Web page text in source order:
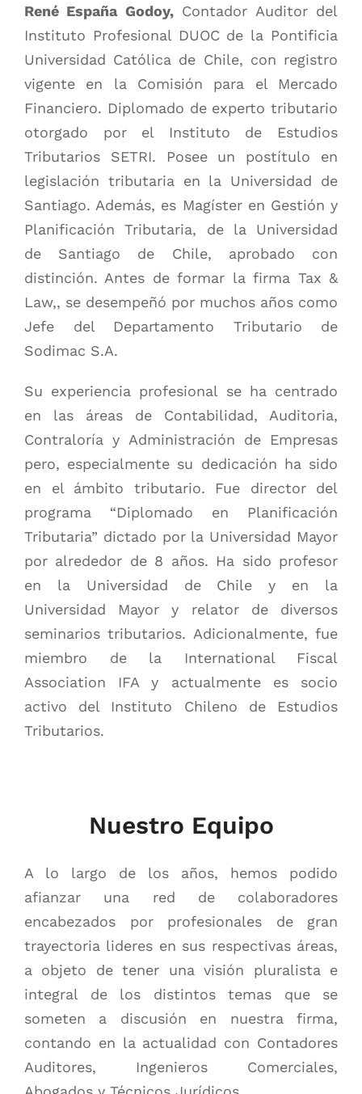
René España Godoy,Contador Auditor del
Instituto Profesional DUOC de la Pontificia
Universidad Católica de Chile, con registro
vigente en la Comisión para el Mercado
Financiero. Diplomado de experto tributario
otorgado por el Instituto de Estudios
Tributarios SETRI. Posee un postítulo en
legislación tributaria en la Universidad de
Santiago. Además, es Magíster en Gestión y
Planificación Tributaria, de la Universidad
de Santiago de Chile, aprobado con
distinción. Antes de formar la firma Tax &
Law,, se desempeñó por muchos años como
Jefe del Departamento Tributario de
Sodimac S.A.
Su experiencia profesional se ha centrado
en las áreas de Contabilidad, Auditoria,
Contraloría y Administración de Empresas
pero, especialmente su dedicación ha sido
en el ámbito tributario. Fue director del
programa “Diplomado en Planificación
Tributaria” dictado por la Universidad Mayor
por alrededor de 8 años. Ha sido profesor
en la Universidad de Chile y en la
Universidad Mayor y relator de diversos
seminarios tributarios. Adicionalmente, fue
miembro de la International Fiscal
Association IFA y actualmente es socio
activo del Instituto Chileno de Estudios
Tributarios.
Nuestro Equipo
A lo largo de los años, hemos podido
afianzar una red de colaboradores
encabezados por profesionales de gran
trayectoria lideres en sus respectivas áreas,
a objeto de tener una visión pluralista e
integral de los distintos temas que se
someten a discusión en nuestra firma,
contando en la actualidad con Contadores
Auditores, Ingenieros Comerciales,